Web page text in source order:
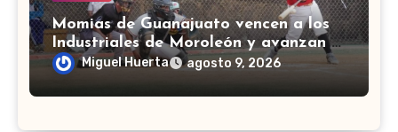
Momias de Guanajuato vencen a los
Industriales de Moroleón y avanzan a
la final estatal de béisbol
Miguel Huerta agosto 9, 2026